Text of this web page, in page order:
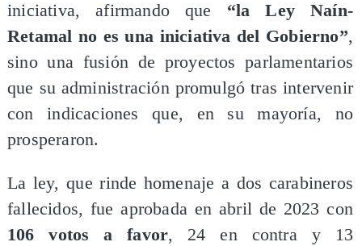
iniciativa, afirmando que “la Ley Naín-
Retamal no es una iniciativa del Gobierno”,
sino una fusión de proyectos parlamentarios
que su administración promulgó tras intervenir
con indicaciones que, en su mayoría, no
prosperaron.
La ley, que rinde homenaje a dos carabineros
fallecidos, fue aprobada en abril de 2023 con
106 votos a favor, 24 en contra y 13